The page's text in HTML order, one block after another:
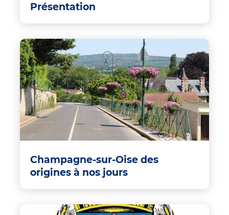
Présentation
Champagne-sur-Oise des
origines à nos jours